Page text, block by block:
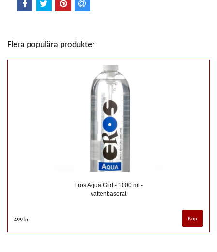
Flera populära produkter
Eros Aqua Glid - 1000 ml -
vattenbaserat
499 kr